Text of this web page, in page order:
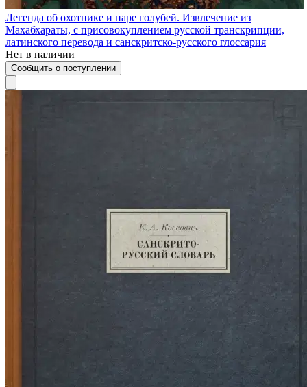
Легенда об охотнике и паре голубей. Извлечение из
Махабхараты, с присовокуплением русской транскрипции,
латинского перевода и санскритско-русского глоссария
Нет в наличии
Сообщить о поступлении